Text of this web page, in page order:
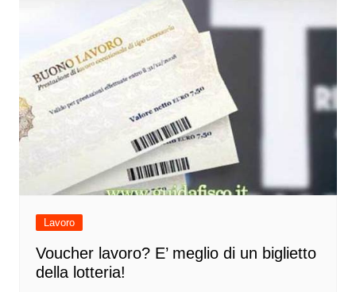
Lavoro
Voucher lavoro? E’ meglio di un biglietto
della lotteria!